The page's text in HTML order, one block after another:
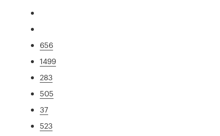
656
1499
283
505
37
523